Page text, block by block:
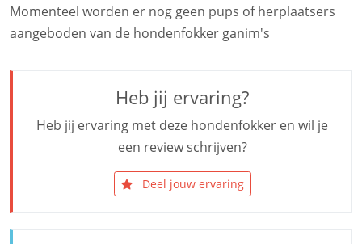
Momenteel worden er nog geen pups of herplaatsers
aangeboden van de hondenfokker ganim's
Heb jij ervaring?
Heb jij ervaring met deze hondenfokker en wil je
een review schrijven?
Deel jouw ervaring